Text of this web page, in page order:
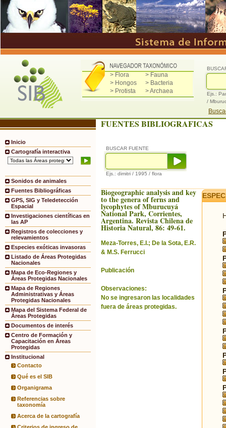
> Flora
> Fauna
> Hongos
> Bacteria
> Protista
> Archaea
Ejs.:
/
Inicio
Cartografía interactiva
Sonidos de animales
Fuentes Bibliográficas
GPS, SIG y Teledetección
Espacial
Investigaciones científicas en
las AP
Registros de colecciones y
relevamientos
Especies exóticas invasoras
Listado de Áreas Protegidas
Nacionales
Mapa de Eco-Regiones y
Áreas Protegidas Nacionales
Mapa de Regiones
Administrativas y Áreas
Protegidas Nacionales
Mapa del Sistema Federal de
Áreas Protegidas
Documentos de interés
Centro de Formación y
Capacitación en Áreas
Protegidas
Institucional
Contacto
Qué es el SIB
Organigrama
Referencias sobre
taxonomía
Acerca de la cartografía
FUENTES BIBLIOGRAFICAS
BUSCAR FUENTE
Ejs.: dimitri / 1995 / flora
Biogeographic analysis and key
to the genera of ferns and
lycophytes of Mburucuyá
National Park, Corrientes,
Argentina. Revista Chilena de
Historia Natural, 86: 49-61.
Meza-Torres, E.I.; De la Sota, E.R.
& M.S. Ferrucci
Publicación
Observaciones:
No se ingresaron las localidades
fuera de áreas protegidas.